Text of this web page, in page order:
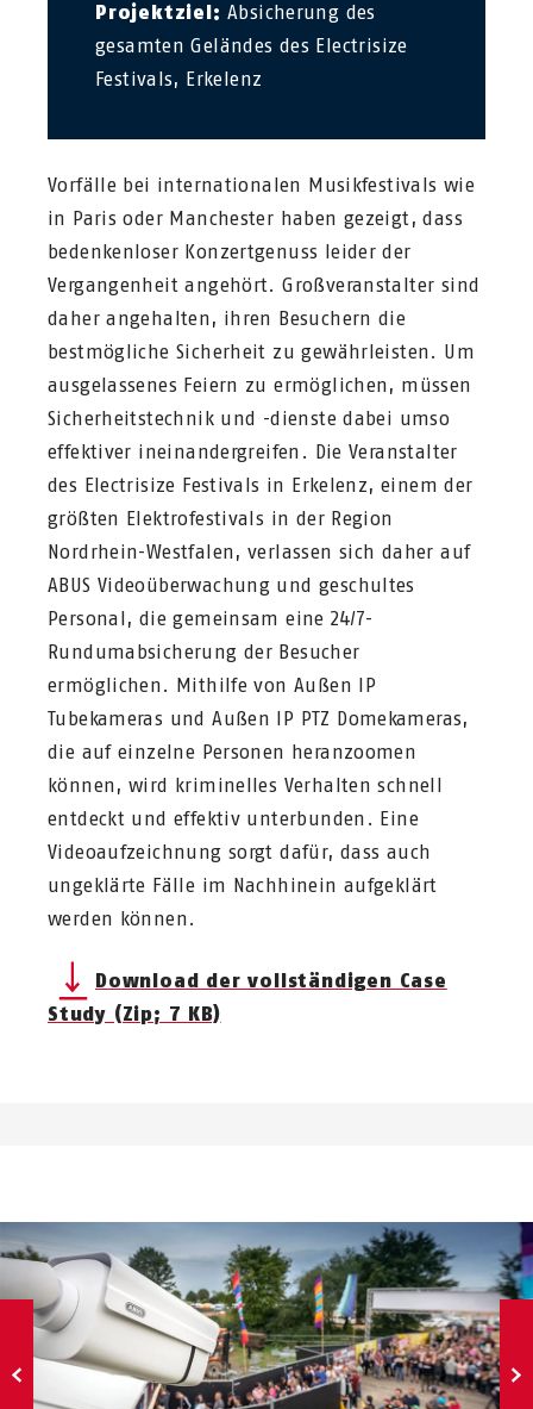
Projektziel: Absicherung des
gesamten Geländes des Electrisize
Festivals, Erkelenz
Vorfälle bei internationalen Musikfestivals wie
in Paris oder Manchester haben gezeigt, dass
bedenkenloser Konzertgenuss leider der
Vergangenheit angehört. Großveranstalter sind
daher angehalten, ihren Besuchern die
bestmögliche Sicherheit zu gewährleisten. Um
ausgelassenes Feiern zu ermöglichen, müssen
Sicherheitstechnik und -dienste dabei umso
effektiver ineinandergreifen. Die Veranstalter
des Electrisize Festivals in Erkelenz, einem der
größten Elektrofestivals in der Region
Nordrhein-Westfalen, verlassen sich daher auf
ABUS Videoüberwachung und geschultes
Personal, die gemeinsam eine 24/7-
Rundumabsicherung der Besucher
ermöglichen. Mithilfe von Außen IP
Tubekameras und Außen IP PTZ Domekameras,
die auf einzelne Personen heranzoomen
können, wird kriminelles Verhalten schnell
entdeckt und effektiv unterbunden. Eine
Videoaufzeichnung sorgt dafür, dass auch
ungeklärte Fälle im Nachhinein aufgeklärt
werden können.
Download der vollständigen Case
Study (Zip; 7 KB)